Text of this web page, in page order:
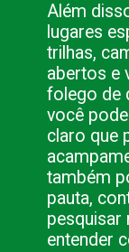
Além
lugares
trilhas,
abertos e
folego de
você
claro que
também
pauta,
pesquisar
entender